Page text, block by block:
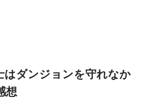
はダンジョンを守れなか
想